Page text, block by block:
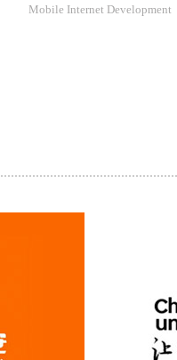
Mobile Internet Development